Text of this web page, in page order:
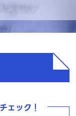
ェック！